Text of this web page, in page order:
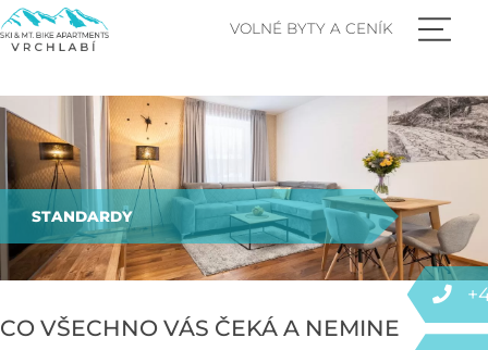
VOLNÉ BYTY A CENÍK
STANDARDY
CO VŠECHNO VÁS ČEKÁ A NEMINE